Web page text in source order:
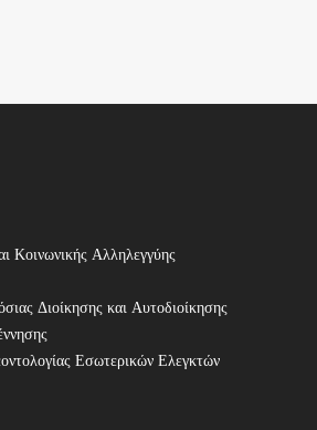
Κοινωνικής Αλληλεγγύης
Διοίκησης και Αυτοδιοίκησης
Εσωτερικών Ελεγκτών